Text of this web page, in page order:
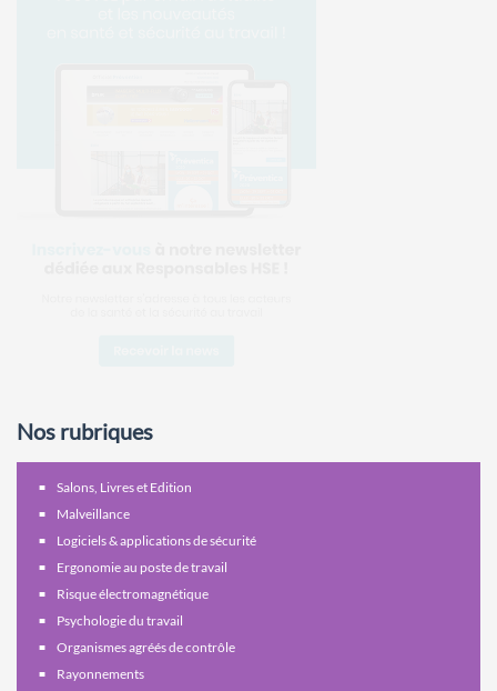
Nos rubriques
Salons, Livres et Edition
Malveillance
Logiciels & applications de sécurité
Ergonomie au poste de travail
Risque électromagnétique
Psychologie du travail
Organismes agréés de contrôle
Rayonnements